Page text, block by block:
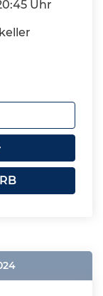
Uhr